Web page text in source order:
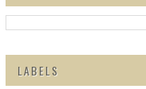
LABELS